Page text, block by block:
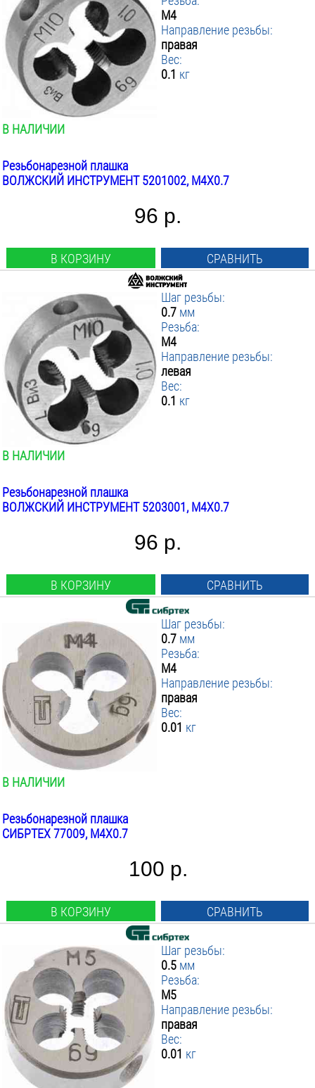
М4
Направление резьбы:
правая
Вес:
0.1 кг
В НАЛИЧИИ
Резьбонарезной плашка
ВОЛЖСКИЙ ИНСТРУМЕНТ 5201002, М4Х0.7
96 р.
В КОРЗИНУ СРАВНИТЬ
Шаг резьбы:
0.7 мм
Резьба:
М4
Направление резьбы:
левая
Вес:
0.1 кг
В НАЛИЧИИ
Резьбонарезной плашка
ВОЛЖСКИЙ ИНСТРУМЕНТ 5203001, М4Х0.7
96 р.
В КОРЗИНУ СРАВНИТЬ
Шаг резьбы:
0.7 мм
Резьба:
М4
Направление резьбы:
правая
Вес:
0.01 кг
В НАЛИЧИИ
Резьбонарезной плашка
СИБРТЕХ 77009, М4Х0.7
100 р.
В КОРЗИНУ СРАВНИТЬ
Шаг резьбы:
0.5 мм
Резьба:
М5
Направление резьбы:
правая
Вес:
0.01 кг